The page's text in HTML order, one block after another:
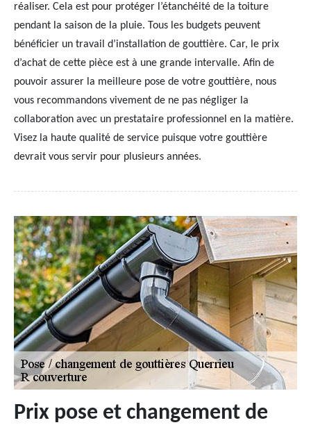
réaliser. Cela est pour protéger l’étanchéité de la toiture
pendant la saison de la pluie. Tous les budgets peuvent
bénéficier un travail d’installation de gouttière. Car, le prix
d’achat de cette pièce est à une grande intervalle. Afin de
pouvoir assurer la meilleure pose de votre gouttière, nous
vous recommandons vivement de ne pas négliger la
collaboration avec un prestataire professionnel en la matière.
Visez la haute qualité de service puisque votre gouttière
devrait vous servir pour plusieurs années.
Prix pose et changement de